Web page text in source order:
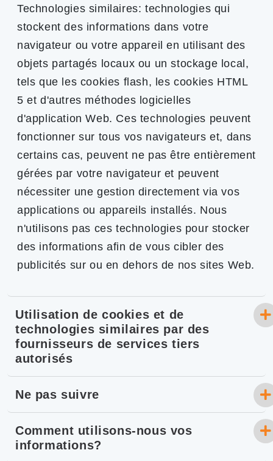
Technologies similaires: technologies qui
stockent des informations dans votre
navigateur ou votre appareil en utilisant des
objets partagés locaux ou un stockage local,
tels que les cookies flash, les cookies HTML
5 et d'autres méthodes logicielles
d'application Web. Ces technologies peuvent
fonctionner sur tous vos navigateurs et, dans
certains cas, peuvent ne pas être entièrement
gérées par votre navigateur et peuvent
nécessiter une gestion directement via vos
applications ou appareils installés. Nous
n'utilisons pas ces technologies pour stocker
des informations afin de vous cibler des
publicités sur ou en dehors de nos sites Web.
Utilisation de cookies et de
technologies similaires par des
fournisseurs de services tiers
autorisés
Ne pas suivre
Comment utilisons-nous vos
informations?